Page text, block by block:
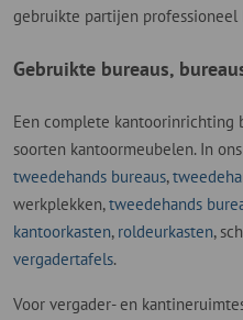
gebruikte partijen professioneel
Gebruikte bureaus,
Een complete kantoorinrichting
soorten kantoormeubelen. In
tweedehands bureaus,
werkplekken,tweedehands
kantoorkasten, roldeurkasten,
vergadertafels.
Voor vergader- en